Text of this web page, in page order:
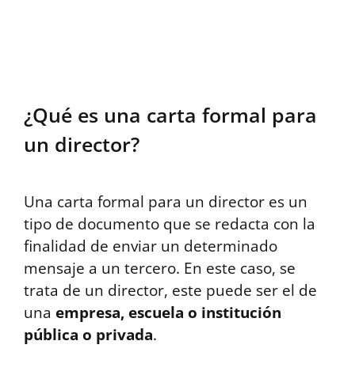
¿Qué es una carta formal para
un director?
Una carta formal para un director es un
tipo de documento que se redacta con la
finalidad de enviar un determinado
mensaje a un tercero. En este caso, se
trata de un director, este puede ser el de
una empresa, escuela o institución
pública o privada.